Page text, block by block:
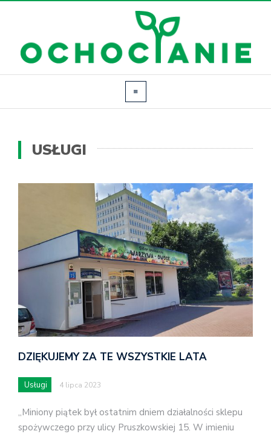
USŁUGI
DZIĘKUJEMY ZA TE WSZYSTKIE LATA
Usługi 4 lipca 2023
„Miniony piątek był ostatnim dniem działalności sklepu
spożywczego przy ulicy Pruszkowskiej 15. W imieniu